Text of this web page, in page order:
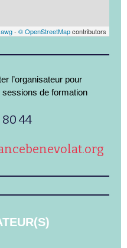
- © OpenStreetMapcontributors
l’organisateur pour
de formation
80 44